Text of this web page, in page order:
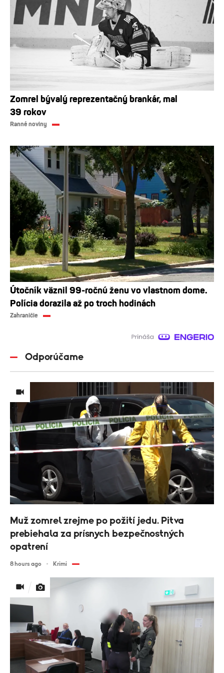
Zomrel bývalý reprezentačný brankár, mal
39 rokov
Ranné noviny
Útočník väznil 99-ročnú ženu vo vlastnom dome.
Polícia dorazila až po troch hodinách
Zahraničie
Odporúčame
Muž zomrel zrejme po požití jedu. Pitva
prebiehala za prísnych bezpečnostných
opatrení
8 hours ago Krimi